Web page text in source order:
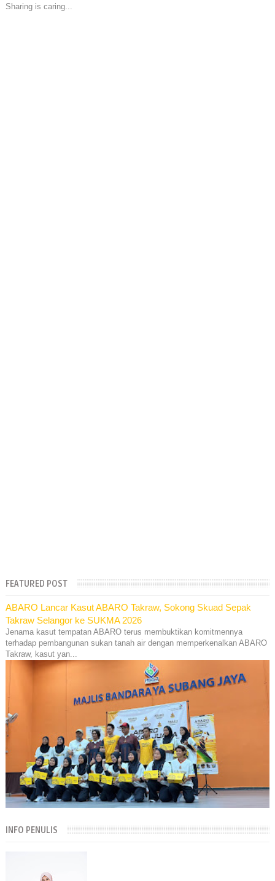
Sharing is caring...
FEATURED POST
ABARO Lancar Kasut ABARO Takraw, Sokong Skuad Sepak
Takraw Selangor ke SUKMA 2026
Jenama kasut tempatan ABARO terus membuktikan komitmennya
terhadap pembangunan sukan tanah air dengan memperkenalkan ABARO
Takraw, kasut yan...
INFO PENULIS